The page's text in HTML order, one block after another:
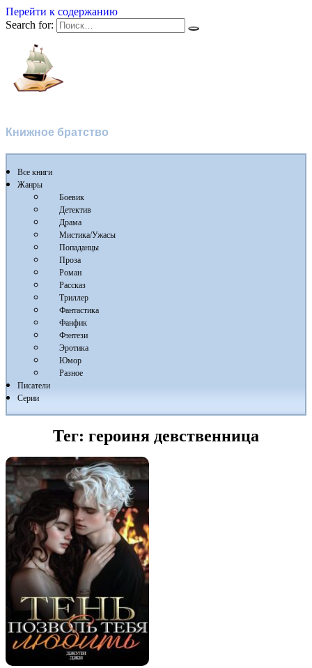
Перейти к содержанию
Search for:
Книжное братство
Все книги
Жанры
Боевик
Детектив
Драма
Мистика/Ужасы
Попаданцы
Проза
Роман
Рассказ
Триллер
Фантастика
Фанфик
Фэнтези
Эротика
Юмор
Разное
Писатели
Серии
Тег: героиня девственница